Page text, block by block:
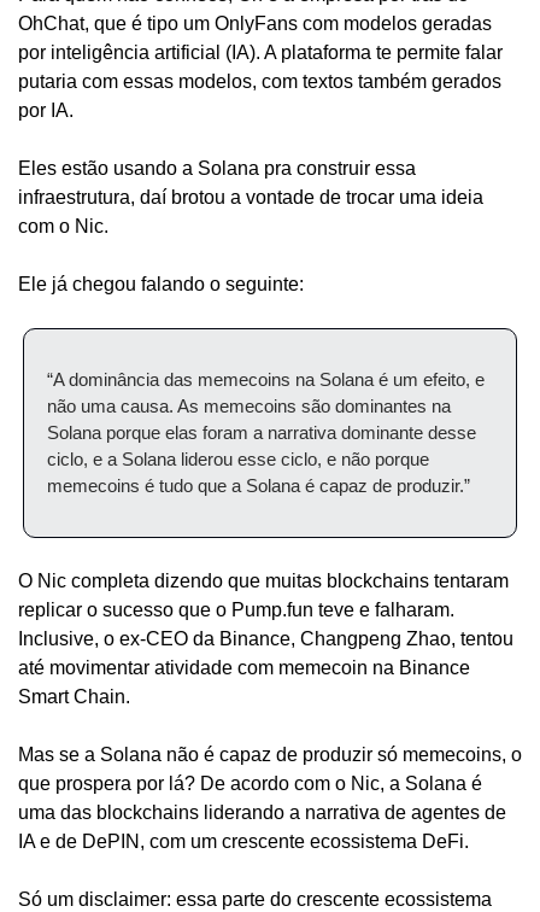
OhChat, que é tipo um OnlyFans com modelos geradas
por inteligência artificial (IA). A plataforma te permite falar
putaria com essas modelos, com textos também gerados
por IA.
Eles estão usando a Solana pra construir essa
infraestrutura, daí brotou a vontade de trocar uma ideia
com o Nic.
Ele já chegou falando o seguinte:
“A dominância das memecoins na Solana é um efeito, e
não uma causa. As memecoins são dominantes na
Solana porque elas foram a narrativa dominante desse
ciclo, e a Solana liderou esse ciclo, e não porque
memecoins é tudo que a Solana é capaz de produzir.”
O Nic completa dizendo que muitas blockchains tentaram
replicar o sucesso que o Pump.fun teve e falharam.
Inclusive, o ex-CEO da Binance, Changpeng Zhao, tentou
até movimentar atividade com memecoin na Binance
Smart Chain.
Mas se a Solana não é capaz de produzir só memecoins, o
que prospera por lá? De acordo com o Nic, a Solana é
uma das blockchains liderando a narrativa de agentes de
IA e de DePIN, com um crescente ecossistema DeFi.
Só um disclaimer: essa parte do crescente ecossistema